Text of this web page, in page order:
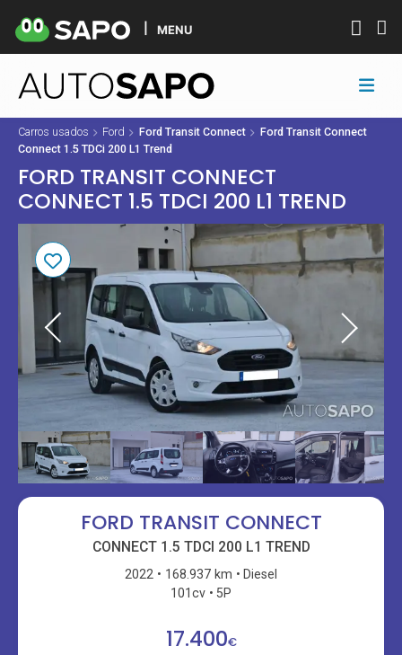
MENU
Carros usados Ford Ford Transit Connect
Ford Transit Connect
Connect 1.5 TDCi 200 L1 Trend
FORD TRANSIT CONNECT
CONNECT 1.5 TDCI 200 L1 TREND
FORD TRANSIT CONNECT
CONNECT 1.5 TDCI 200 L1 TREND
2022 168.937 km
Diesel
101cv
5P
17.400€